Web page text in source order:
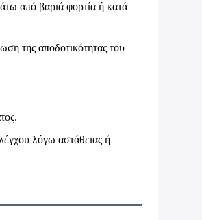
από βαριά φορτία ή κατά
της αποδοτικότητας του
λόγω αστάθειας ή